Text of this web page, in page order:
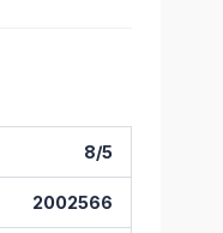
8/5
2002566